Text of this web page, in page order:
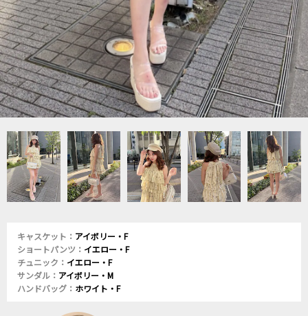
キャスケット： アイボリー・F
ショートパンツ： イエロー・F
チュニック： イエロー・F
サンダル： アイボリー・M
ハンドバッグ： ホワイト・F